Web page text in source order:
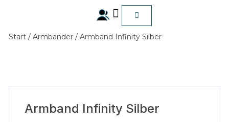
Start /Armbänder / Armband Infinity Silber
Armband Infinity Silber